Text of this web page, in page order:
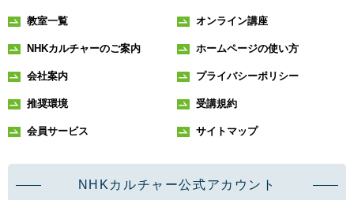
教室一覧 オンライン講座
NHKカルチャーのご案内 ホームページの使い方
会社案内 プライバシーポリシー
推奨環境 受講規約
会員サービス サイトマップ
NHKカルチャー公式アカウント